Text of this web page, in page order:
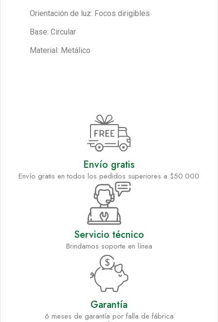
Orientación de luz: Focos dirigibles
Base: Circular
Material: Metálico
Envío gratis
Envío gratis en todos los pedidos superiores a $50.000
Servicio técnico
Brindamos soporte en línea
Garantía
6 meses de garantía por falla de fábrica